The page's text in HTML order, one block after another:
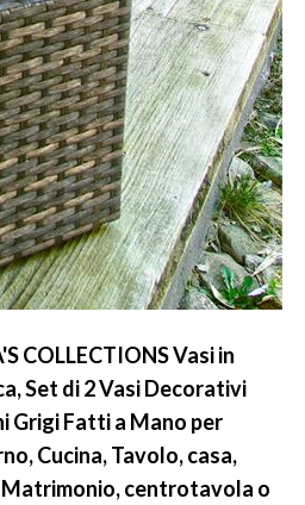
COLLECTIONS Vasi in
Set di 2 Vasi Decorativi
Grigi Fatti a Mano per
Cucina, Tavolo, casa,
centrotavola o